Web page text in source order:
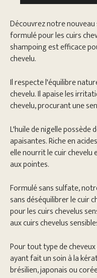
Découvrez notre
formulé pour les cuirs
shampoing est efficace
chevelu.
Il respecte l'équilibre
chevelu. Il apaise les
chevelu, procurant une
L'huile de nigelle
apaisantes. Riche en
elle nourrit le cuir chevelu
aux pointes.
Formulé sans sulfate,
sans déséquilibrer le cuir
pour les cuirs chevelus
aux cuirs chevelus
Pour tout type de
ayant fait un soin à la
brésilien, japonais ou